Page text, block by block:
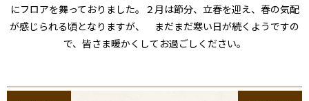
にフロアを舞っておりました。２月は節分、立春を迎え、春の気配
が感じられる頃となりますが、 まだまだ寒い日が続くようですの
で、皆さま暖かくしてお過ごしください。